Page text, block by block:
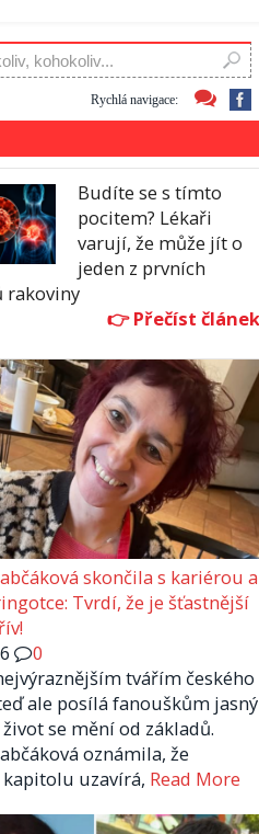
Rychlá navigace:
Budíte se s tímto
pocitem? Lékaři
varují, že může jít o
jeden z prvních
rakoviny
skončila s kariérou a
Tvrdí, že je šťastnější
0
tvářím českého
ale posílá fanouškům jasný
se mění od základů.
oznámila, že
uzavírá, Read More